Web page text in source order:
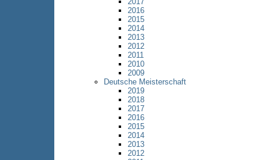
2016
2015
2014
2013
2012
2011
2010
2009
Deutsche Meisterschaft
2019
2018
2017
2016
2015
2014
2013
2012